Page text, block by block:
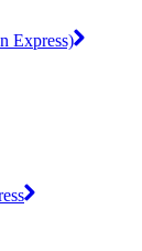
Express)